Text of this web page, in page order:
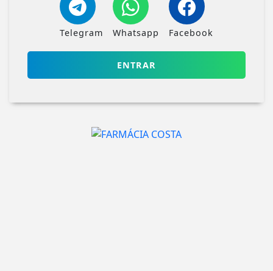
Telegram Whatsapp Facebook
ENTRAR